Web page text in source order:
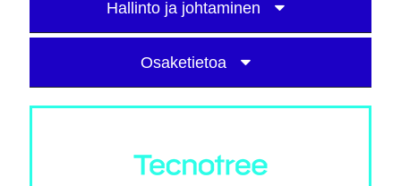
Hallinto ja johtaminen
Osaketietoa